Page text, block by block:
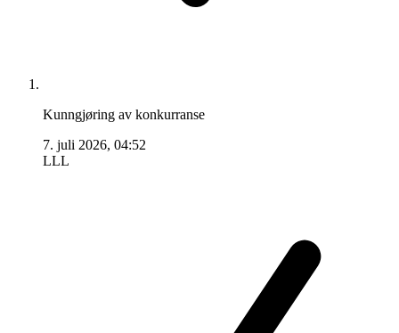
Kunngjøring av konkurranse
7. juli 2026, 04:52
LLL